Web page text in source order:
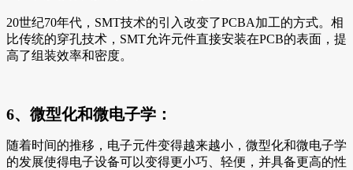
20世纪70年代，SMT技术的引入改变了PCBA加工的方式。相
比传统的穿孔技术，SMT允许元件直接安装在PCB的表面，提
高了组装效率和密度。
6、微型化和微电子学：
随着时间的推移，电子元件变得越来越小，微型化和微电子学
的发展使得电子设备可以变得更小巧、轻便，并具备更高的性